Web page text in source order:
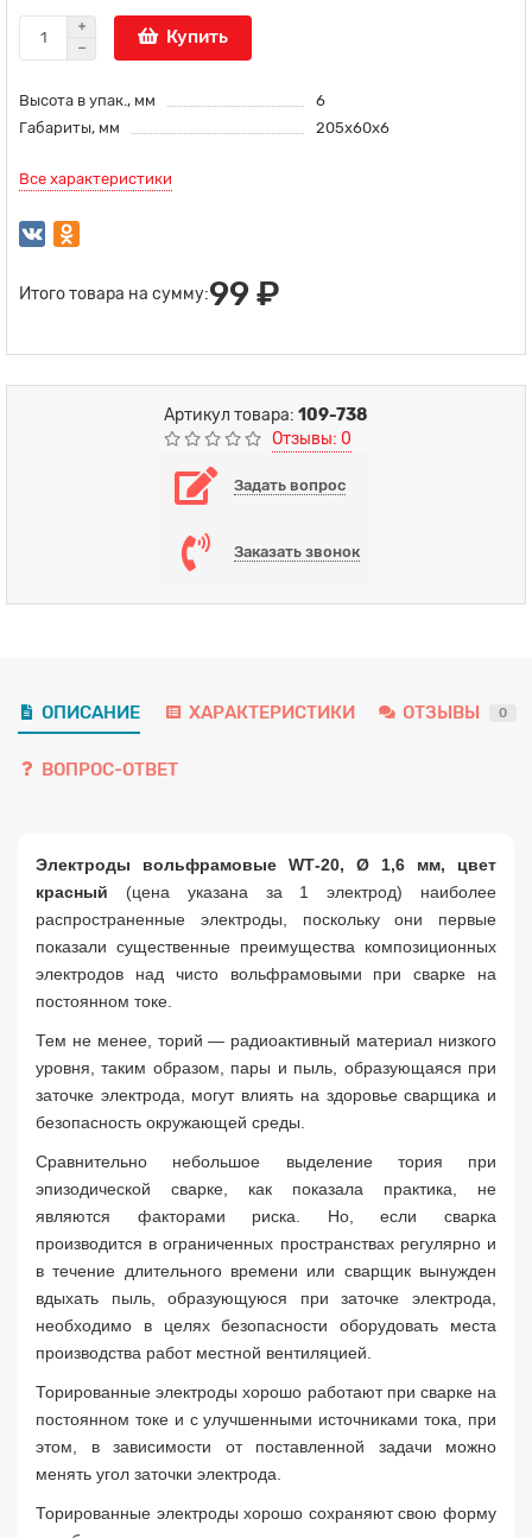
Купить
Высота в упак., мм
6
Габариты, мм
205х60х6
Все характеристики
Итого товара на сумму:99 ₽
Артикул товара: 109-738
Отзывы: 0
Задать вопрос
Заказать звонок
ОПИСАНИЕ ХАРАКТЕРИСТИКИ ОТЗЫВЫ 0
ВОПРОС-ОТВЕТ
Электроды вольфрамовые WТ-20, Ø 1,6 мм, цвет
красный (цена указана за 1 электрод) наиболее
распространенные электроды, поскольку они первые
показали существенные преимущества композиционных
электродов над чисто вольфрамовыми при сварке на
постоянном токе.
Тем не менее, торий — радиоактивный материал низкого
уровня, таким образом, пары и пыль, образующаяся при
заточке электрода, могут влиять на здоровье сварщика и
безопасность окружающей среды.
Сравнительно небольшое выделение тория при
эпизодической сварке, как показала практика, не
являются факторами риска. Но, если сварка
производится в ограниченных пространствах регулярно и
в течение длительного времени или сварщик вынужден
вдыхать пыль, образующуюся при заточке электрода,
необходимо в целях безопасности оборудовать места
производства работ местной вентиляцией.
Торированные электроды хорошо работают при сварке на
постоянном токе и с улучшенными источниками тока, при
этом, в зависимости от поставленной задачи можно
менять угол заточки электрода.
Торированные электроды хорошо сохраняют свою форму